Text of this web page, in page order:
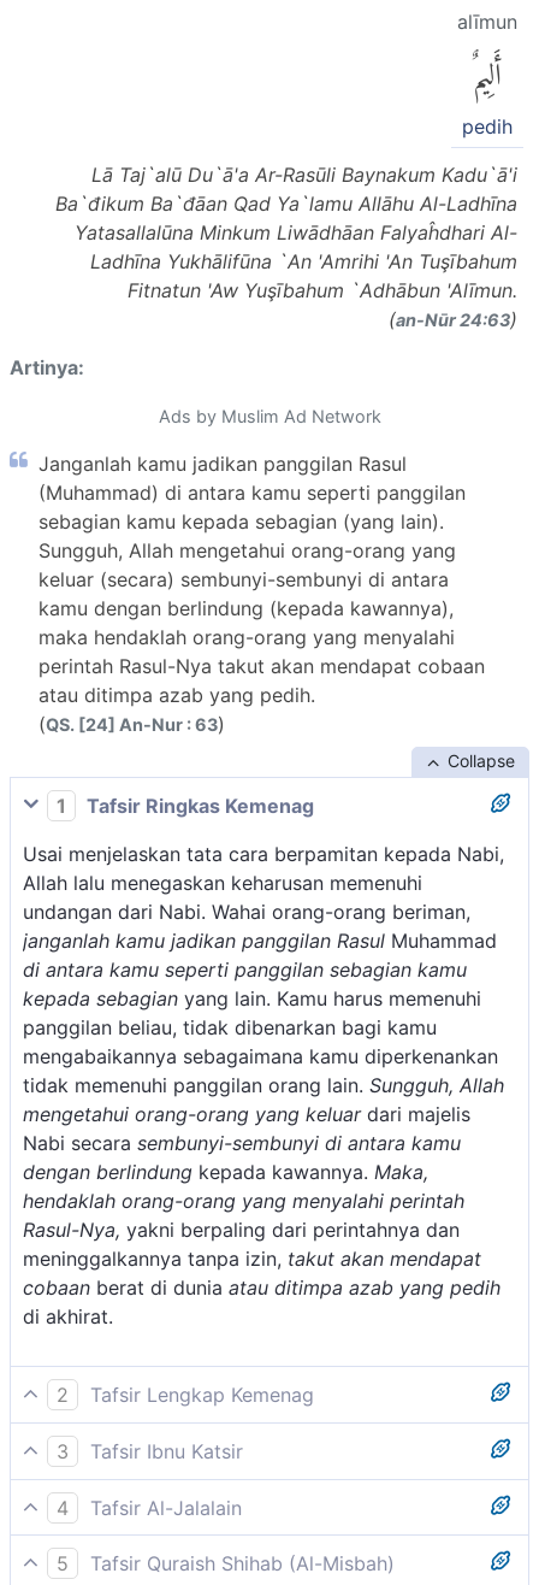
alīmun
أَلِيمٌ
pedih
Lā Taj`alū Du`ā'a Ar-Rasūli Baynakum Kadu`ā'i
Ba`đikum Ba`đāan Qad Ya`lamu Allāhu Al-Ladhīna
Yatasallalūna Minkum Liwādhāan Falyaĥdhari Al-
Ladhīna Yukhālifūna `An 'Amrihi 'An Tuşībahum
Fitnatun 'Aw Yuşībahum `Adhābun 'Alīmun.
(an-Nūr 24:63)
Artinya:
Ads by Muslim Ad Network
Janganlah kamu jadikan panggilan Rasul
(Muhammad) di antara kamu seperti panggilan
sebagian kamu kepada sebagian (yang lain).
Sungguh, Allah mengetahui orang-orang yang
keluar (secara) sembunyi-sembunyi di antara
kamu dengan berlindung (kepada kawannya),
maka hendaklah orang-orang yang menyalahi
perintah Rasul-Nya takut akan mendapat cobaan
atau ditimpa azab yang pedih.
(QS. [24] An-Nur : 63)
Collapse
1
Tafsir Ringkas Kemenag
Usai menjelaskan tata cara berpamitan kepada Nabi,
Allah lalu menegaskan keharusan memenuhi
undangan dari Nabi. Wahai orang-orang beriman,
janganlah kamu jadikan panggilan Rasul Muhammad
di antara kamu seperti panggilan sebagian kamu
kepada sebagian yang lain. Kamu harus memenuhi
panggilan beliau, tidak dibenarkan bagi kamu
mengabaikannya sebagaimana kamu diperkenankan
tidak memenuhi panggilan orang lain. Sungguh, Allah
mengetahui orang-orang yang keluardari majelis
Nabi secara sembunyi-sembunyi di antara kamu
dengan berlindung kepada kawannya. Maka,
hendaklah orang-orang yang menyalahi perintah
Rasul-Nya, yakni berpaling dari perintahnya dan
meninggalkannya tanpa izin, takut akan mendapat
cobaan berat di dunia atau ditimpa azab yang pedih
di akhirat.
2
Tafsir Lengkap Kemenag
Diriwayatkan oleh Abu Daud bahwa ada di antara
orang-orang munafik yang merasa tidak senang
mendengarkan khutbah. Apalagi dilihatnya ada
seorang muslim meminta izin keluar dan diberi izin
oleh Rasulullah, dia pun ikut saja keluar bersama
3
Tafsir Ibnu Katsir
Ad-Dahhak telah meriwayatkan dari Ibnu Abbas,
bahwa dahulu mereka mengatakan, "Hai Muhammad,
hai Abul Qasim!" Kemudian Allah Swt. melarang
4
Tafsir Al-Jalalain
(Janganlah kalian jadikan panggilan Rasul di antara
5 Tafsir Quraish Shihab (Al-Misbah)